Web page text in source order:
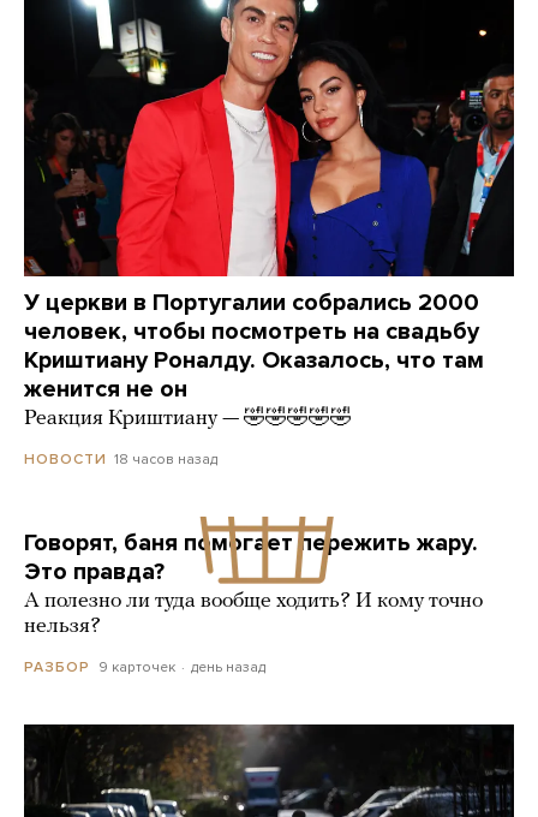
У церкви в Португалии собрались 2000
человек, чтобы посмотреть на свадьбу
Криштиану Роналду. Оказалось, что там
женится не он
Реакция Криштиану — 🤣🤣🤣🤣🤣
НОВОСТИ 18 часов назад
Говорят, баня помогает пережить жару.
Это правда?
А полезно ли туда вообще ходить? И кому точно
нельзя?
РАЗБОР 9 карточек день назад